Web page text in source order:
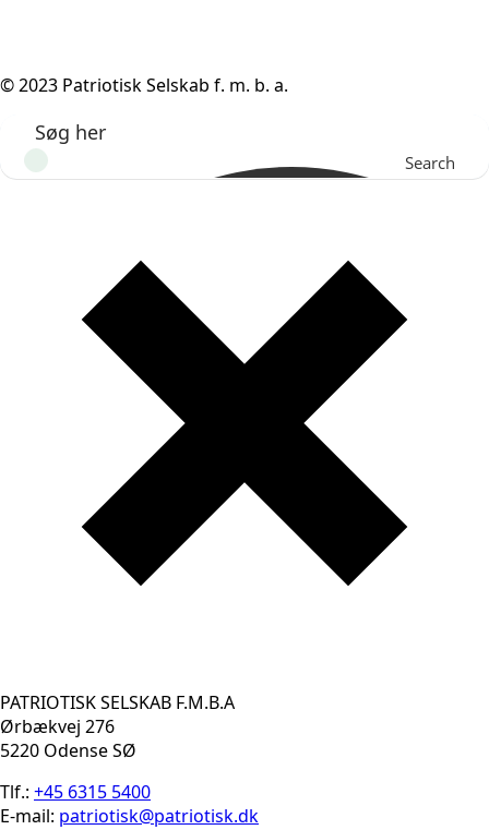
© 2023 Patriotisk Selskab f. m. b. a.
Search
PATRIOTISK SELSKAB F.M.B.A
Ørbækvej 276
5220 Odense SØ
Tlf.: +45 6315 5400
E-mail: patriotisk@patriotisk.dk